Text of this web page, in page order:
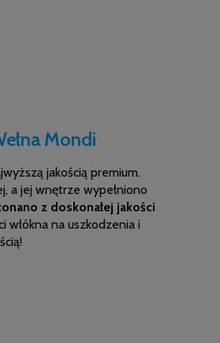
Mondi
jakością premium.
a jej wnętrze wypełniono
z doskonałej jakości
włókna na uszkodzenia i